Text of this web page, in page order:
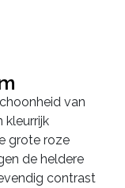
van
kleurrijk
grote roze
de heldere
contrast